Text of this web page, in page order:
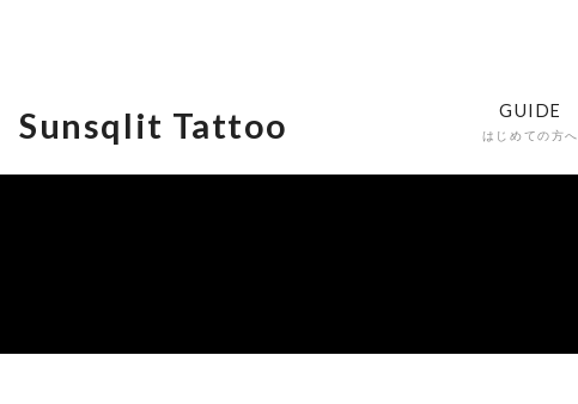
Sunsqlit Tattoo GUIDE
はじめての方へ